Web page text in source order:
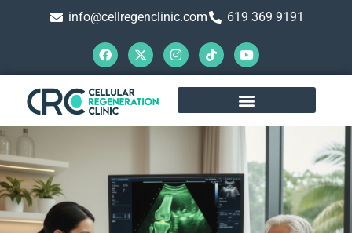
info@cellregenclinic.com 619 369 9191